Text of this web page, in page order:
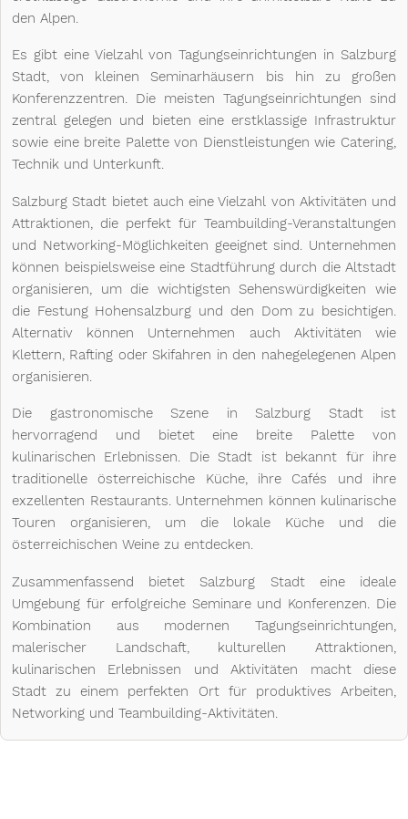
den Alpen.
Es gibt eine Vielzahl von Tagungseinrichtungen in Salzburg
Stadt, von kleinen Seminarhäusern bis hin zu großen
Konferenzzentren. Die meisten Tagungseinrichtungen sind
zentral gelegen und bieten eine erstklassige Infrastruktur
sowie eine breite Palette von Dienstleistungen wie Catering,
Technik und Unterkunft.
Salzburg Stadt bietet auch eine Vielzahl von Aktivitäten und
Attraktionen, die perfekt für Teambuilding-Veranstaltungen
und Networking-Möglichkeiten geeignet sind. Unternehmen
können beispielsweise eine Stadtführung durch die Altstadt
organisieren, um die wichtigsten Sehenswürdigkeiten wie
die Festung Hohensalzburg und den Dom zu besichtigen.
Alternativ können Unternehmen auch Aktivitäten wie
Klettern, Rafting oder Skifahren in den nahegelegenen Alpen
organisieren.
Die gastronomische Szene in Salzburg Stadt ist
hervorragend und bietet eine breite Palette von
kulinarischen Erlebnissen. Die Stadt ist bekannt für ihre
traditionelle österreichische Küche, ihre Cafés und ihre
exzellenten Restaurants. Unternehmen können kulinarische
Touren organisieren, um die lokale Küche und die
österreichischen Weine zu entdecken.
Zusammenfassend bietet Salzburg Stadt eine ideale
Umgebung für erfolgreiche Seminare und Konferenzen. Die
Kombination aus modernen Tagungseinrichtungen,
malerischer Landschaft, kulturellen Attraktionen,
kulinarischen Erlebnissen und Aktivitäten macht diese
Stadt zu einem perfekten Ort für produktives Arbeiten,
Networking und Teambuilding-Aktivitäten.